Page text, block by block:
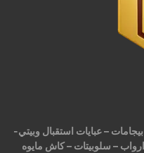
– عبايات استقبال وبيتي-
– سلوبيتات – كاش مايوه